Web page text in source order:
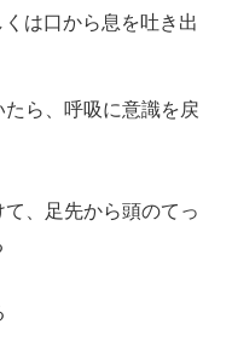
口から息を吐き出
ら、呼吸に意識を戻
、足先から頭のてっ